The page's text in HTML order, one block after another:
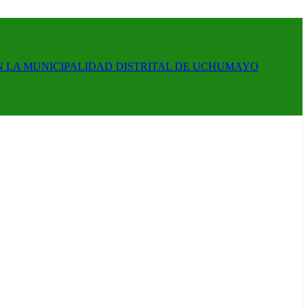
LA MUNICIPALIDAD DISTRITAL DE UCHUMAYO